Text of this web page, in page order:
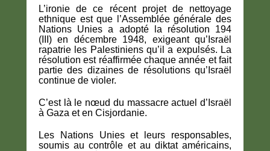
L’ironie de ce récent projet de nettoyage
ethnique est que l’Assemblée générale des
Nations Unies a adopté la résolution 194
(III) en décembre 1948, exigeant qu’Israël
rapatrie les Palestiniens qu’il a expulsés. La
résolution est réaffirmée chaque année et fait
partie des dizaines de résolutions qu’Israël
continue de violer.
C’est là le nœud du massacre actuel d’Israël
à Gaza et en Cisjordanie.
Les Nations Unies et leurs responsables,
soumis au contrôle et au diktat américains,